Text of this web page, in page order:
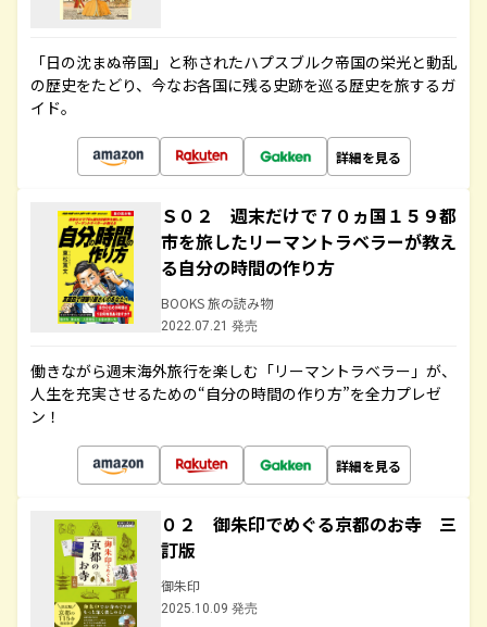
「日の沈まぬ帝国」と称されたハプスブルク帝国の栄光と動乱
の歴史をたどり、今なお各国に残る史跡を巡る歴史を旅するガ
イド。
詳細を見る
Ｓ０２ 週末だけで７０ヵ国１５９都
市を旅したリーマントラベラーが教え
る自分の時間の作り方
BOOKS 旅の読み物
2022.07.21 発売
働きながら週末海外旅行を楽しむ「リーマントラベラー」が、
人生を充実させるための“自分の時間の作り方”を全力プレゼ
ン！
詳細を見る
０２ 御朱印でめぐる京都のお寺 三
訂版
御朱印
2025.10.09 発売